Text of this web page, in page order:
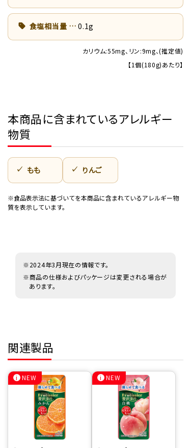
食塩相当量 0.1g
カリウム:55mg、リン:9mg、(推定値)
【1個(180g)あたり】
本商品に含まれているアレルギー
物質
もも りんご
※食品表示法に基づいてを本商品に含まれているアレルギー物
質を表示しています。
※2024年3月現在の情報です。
※商品の仕様およびパッケージは変更される場合が
あります。
関連製品
NEW NEW